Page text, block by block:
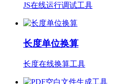
JS在线运行调试工具
长度单位换算
长度在线换算工具